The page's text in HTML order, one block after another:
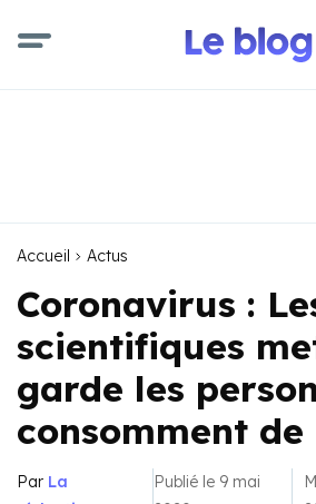
Accueil Actus
Coronavirus :
scientifiques
garde les
consomment de
Par La
Publié le 9 mai